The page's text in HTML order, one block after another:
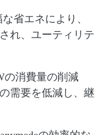
省エネにより、
れ、ユーティリテ
の消費量の削減
需要を低減し、継